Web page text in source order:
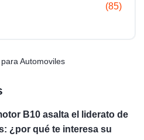
(85)
Automoviles
B10 asalta el liderato de
¿por qué te interesa su